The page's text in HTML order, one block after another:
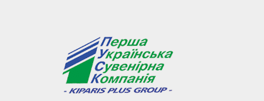
Первая Украинская Сувенирная